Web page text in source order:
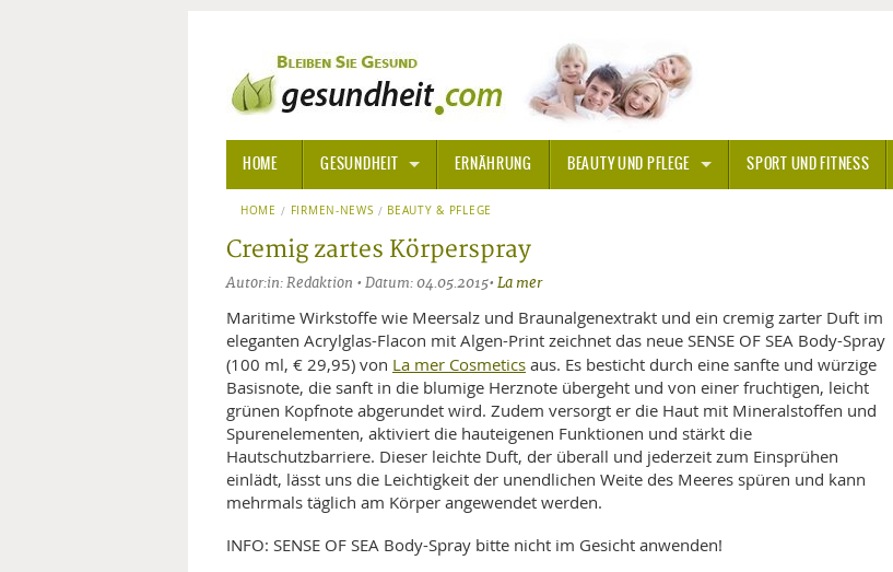
HOME GESUNDHEIT
ALLGEMEINE INFORMATIONEN
ALTERNATIVE HEILWEISENAROMA THERAPIE
BACHBLÜTEN
EDELSTEINE - HEILSTEINE
HOMÖOPATHIE
KALIFORNISCHE BLÜTEN
ALTERNATIVE MEDIZIN
ARZNEI- UND HEILMITTEL
GIFTSTOFFE
KRANKHEITEN VON A-Z ANGST
ERNÄHRUNG BEAUTY UND PFLEGE SPORT UND FITNESS
HOME FIRMEN-NEWS BEAUTY & PFLEGE
Cremig zartes Körperspray
Autor:in: Redaktion • Datum: 04.05.2015• La mer
Maritime Wirkstoffe wie Meersalz und Braunalgenextrakt und ein cremig zarter Duft im
eleganten Acrylglas-Flacon mit Algen-Print zeichnet das neue SENSE OF SEA Body-Spray
(100 ml, € 29,95) von La mer Cosmetics aus. Es besticht durch eine sanfte und würzige
Basisnote, die sanft in die blumige Herznote übergeht und von einer fruchtigen, leicht
grünen Kopfnote abgerundet wird. Zudem versorgt er die Haut mit Mineralstoffen und
Spurenelementen, aktiviert die hauteigenen Funktionen und stärkt die
Hautschutzbarriere. Dieser leichte Duft, der überall und jederzeit zum Einsprühen
einlädt, lässt uns die Leichtigkeit der unendlichen Weite des Meeres spüren und kann
mehrmals täglich am Körper angewendet werden.
INFO: SENSE OF SEA Body-Spray bitte nicht im Gesicht anwenden!